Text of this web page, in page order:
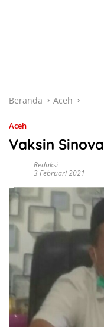
Beranda Aceh
Aceh
Vaksin
Redaksi
3 Februari 2021